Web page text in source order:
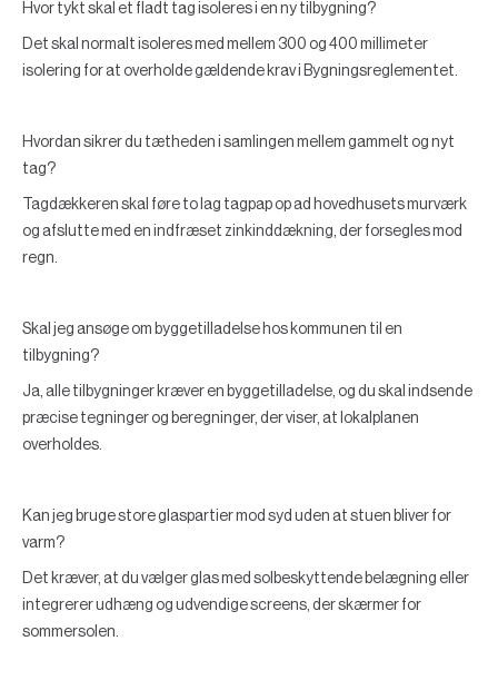
Hvor tykt skal et fladt tag isoleres i en ny tilbygning?
Det skal normalt isoleres med mellem 300 og 400 millimeter
isolering for at overholde gældende krav i Bygningsreglementet.
Hvordan sikrer du tætheden i samlingen mellem gammelt og nyt
tag?
Tagdækkeren skal føre to lag tagpap op ad hovedhusets murværk
og afslutte med en indfræset zinkinddækning, der forsegles mod
regn.
Skal jeg ansøge om byggetilladelse hos kommunen til en
tilbygning?
Ja, alle tilbygninger kræver en byggetilladelse, og du skal indsende
præcise tegninger og beregninger, der viser, at lokalplanen
overholdes.
Kan jeg bruge store glaspartier mod syd uden at stuen bliver for
varm?
Det kræver, at du vælger glas med solbeskyttende belægning eller
integrerer udhæng og udvendige screens, der skærmer for
sommersolen.